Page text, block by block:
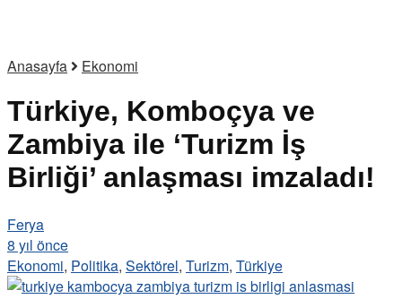
Anasayfa Ekonomi
Türkiye, Komboçya ve
Zambiya ile ‘Turizm İş
Birliği’ anlaşması imzaladı!
Ferya
8 yıl önce
Ekonomi, Politika, Sektörel, Turizm, Türkiye